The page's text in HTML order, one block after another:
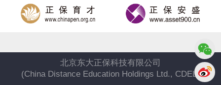
北京东大正保科技有限公司
(China Distance Education Holdings Ltd., CDEL)